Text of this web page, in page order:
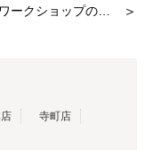
＞
寺町店